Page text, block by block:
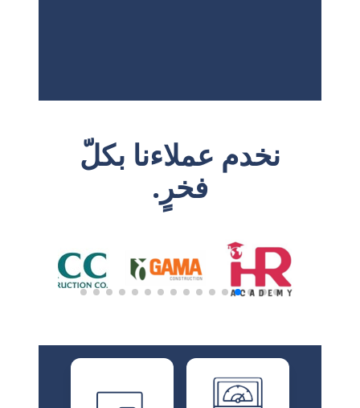
نخدم عملاءنا بكلّ
فخرٍ.